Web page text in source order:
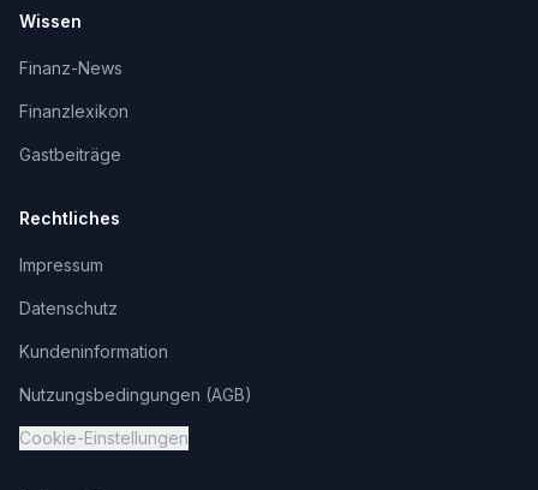
Wissen
Finanz-News
Finanzlexikon
Gastbeiträge
Rechtliches
Impressum
Datenschutz
Kundeninformation
Nutzungsbedingungen (AGB)
Cookie-Einstellungen